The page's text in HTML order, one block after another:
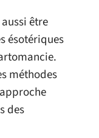
être
ésotériques
méthodes
des